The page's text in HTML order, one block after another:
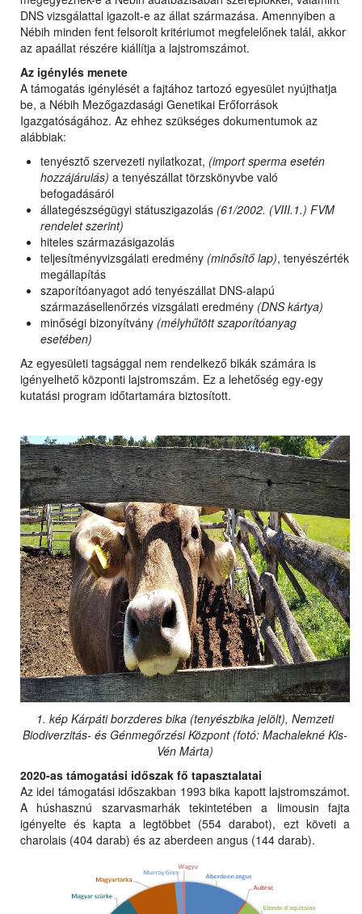
DNS vizsgálattal igazolt-e az állat származása. Amennyiben a
Nébih minden fent felsorolt kritériumot megfelelőnek talál, akkor
az apaállat részére kiállítja a lajstromszámot.
Az igénylés menete
A támogatás igénylését a fajtához tartozó egyesület nyújthatja
be, a Nébih Mezőgazdasági Genetikai Erőforrások
Igazgatóságához. Az ehhez szükséges dokumentumok az
alábbiak:
tenyésztő szervezeti nyilatkozat, (import sperma esetén
hozzájárulás) a tenyészállat törzskönyvbe való
befogadásáról
állategészségügyi státuszigazolás (61/2002. (VIII.1.) FVM
rendelet szerint)
hiteles származásigazolás
teljesítményvizsgálati eredmény (minősítő lap), tenyészérték
megállapítás
szaporítóanyagot adó tenyészállat DNS-alapú
származásellenőrzés vizsgálati eredmény (DNS kártya)
minőségi bizonyítvány (mélyhűtött szaporítóanyag
esetében)
Az egyesületi tagsággal nem rendelkező bikák számára is
igényelhető központi lajstromszám. Ez a lehetőség egy-egy
kutatási program időtartamára biztosított.
1. kép Kárpáti borzderes bika (tenyészbika jelölt), Nemzeti
Biodiverzitás- és Génmegőrzési Központ (fotó: Machalekné Kis-
Vén Márta)
2020-as támogatási időszak fő tapasztalatai
Az idei támogatási időszakban 1993 bika kapott lajstromszámot.
A húshasznú szarvasmarhák tekintetében a limousin fajta
igényelte és kapta a legtöbbet (554 darabot), ezt követi a
charolais (404 darab) és az aberdeen angus (144 darab).